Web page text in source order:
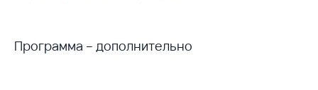
Программа – дополнительно